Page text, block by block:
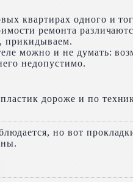
квартирах одного и
ремонта
прикидываем.
можно и не думать:
недопустимо.
дороже и по
но вот